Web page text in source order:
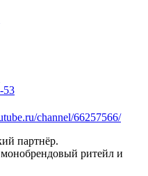
53
channel/66257566/
партнёр.
ритейл и